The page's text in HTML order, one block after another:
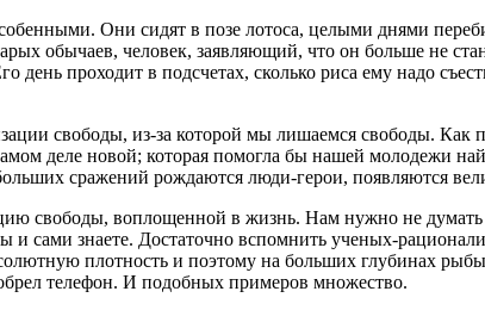
Они сидят в позе лотоса, целыми днями
обычаев, человек, заявляющий, что он больше не
день проходит в подсчетах, сколько риса ему надо
свободы, из-за которой мы лишаемся свободы. Как
деле новой; которая помогла бы нашей молодежи
сражений рождаются люди-герои, появляются
свободы, воплощенной в жизнь. Нам нужно не
сами знаете. Достаточно вспомнить ученых-
плотность и поэтому на больших глубинах
телефон. И подобных примеров множество.